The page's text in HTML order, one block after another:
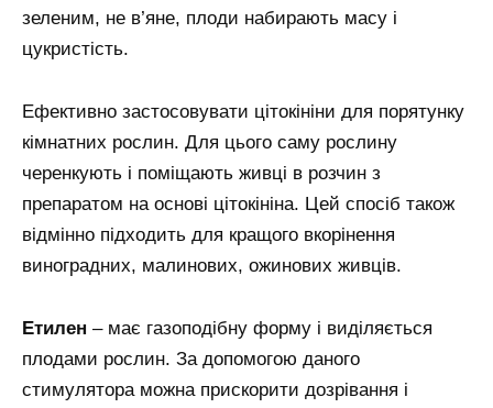
зеленим, не в’яне, плоди набирають масу і
цукристість.
Ефективно застосовувати цітокініни для порятунку
кімнатних рослин. Для цього саму рослину
черенкують і поміщають живці в розчин з
препаратом на основі цітокініна. Цей спосіб також
відмінно підходить для кращого вкорінення
виноградних, малинових, ожинових живців.
Етилен – має газоподібну форму і виділяється
плодами рослин. За допомогою даного
стимулятора можна прискорити дозрівання і